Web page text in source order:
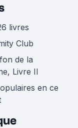
livres
Club
de la
Livre II
en ce